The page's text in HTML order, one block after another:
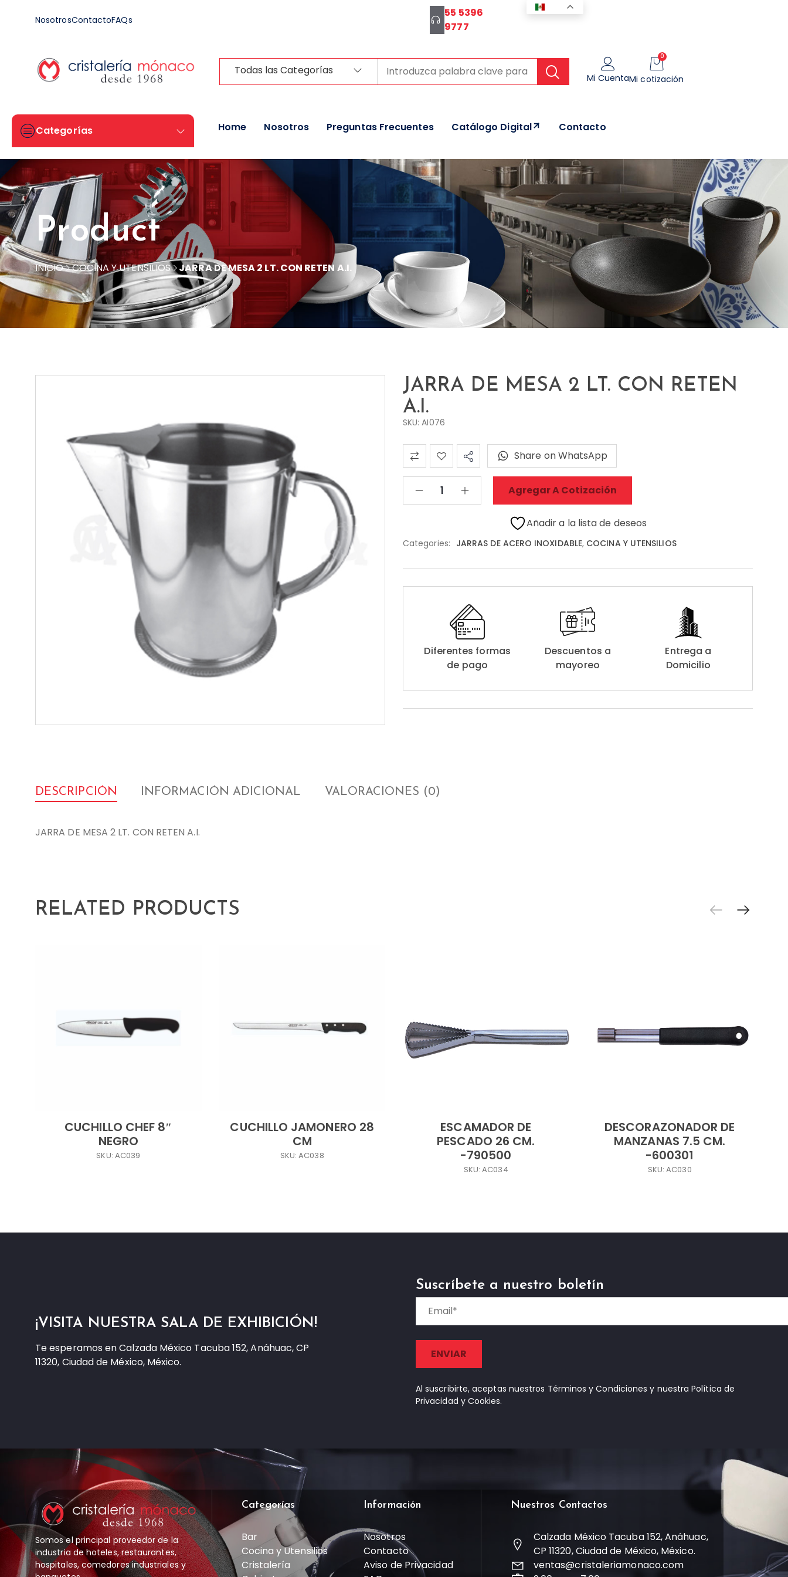
NosotrosContactoFAQs
55 5396
9777
Todas las Categorías
Mi Cuenta
0
Mi cotización
Categorías Home Nosotros Preguntas Frecuentes Catálogo Digital Contacto
Product
INICIO COCINA Y UTENSILIOS JARRA DE MESA 2 LT. CON RETEN A.I.
JARRA DE MESA 2 LT. CON RETEN
A.I.
SKU: AI076
Agregar A Cotización
Share on WhatsApp
Añadir a la lista de deseos
Categories: JARRAS DE ACERO INOXIDABLE, COCINA Y UTENSILIOS
Diferentes formas
de pago
Descuentos a
mayoreo
Entrega a
Domicilio
DESCRIPCIÓN INFORMACIÓN ADICIONAL VALORACIONES (0)
JARRA DE MESA 2 LT. CON RETEN A.I.
RELATED PRODUCTS
CUCHILLO CHEF 8″
NEGRO
SKU: AC039
CUCHILLO JAMONERO 28
CM
SKU: AC038
ESCAMADOR DE
PESCADO 26 CM.
-790500
SKU: AC034
DESCORAZONADOR DE
MANZANAS 7.5 CM.
-600301
SKU: AC030
¡VISITA NUESTRA SALA DE EXHIBICIÓN!
Te esperamos en Calzada México Tacuba 152, Anáhuac, CP
11320, Ciudad de México, México.
Suscríbete a nuestro boletín
Al suscribirte, aceptas nuestros Términos y Condiciones y nuestra Política de
Privacidad y Cookies.
Somos el principal proveedor de la
industria de hoteles, restaurantes,
hospitales, comedores industriales y
Categorías
Bar
Cocina y Utensilios
Cristalería
Información
Nosotros
Contacto
Aviso de Privacidad
Nuestros Contactos
Calzada México Tacuba 152, Anáhuac,
CP 11320, Ciudad de México, México.
ventas@cristaleriamonaco.com